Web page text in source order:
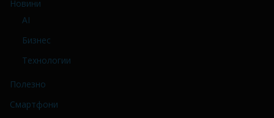
Новини
AI
Бизнес
Технологии
Полезно
Смартфони